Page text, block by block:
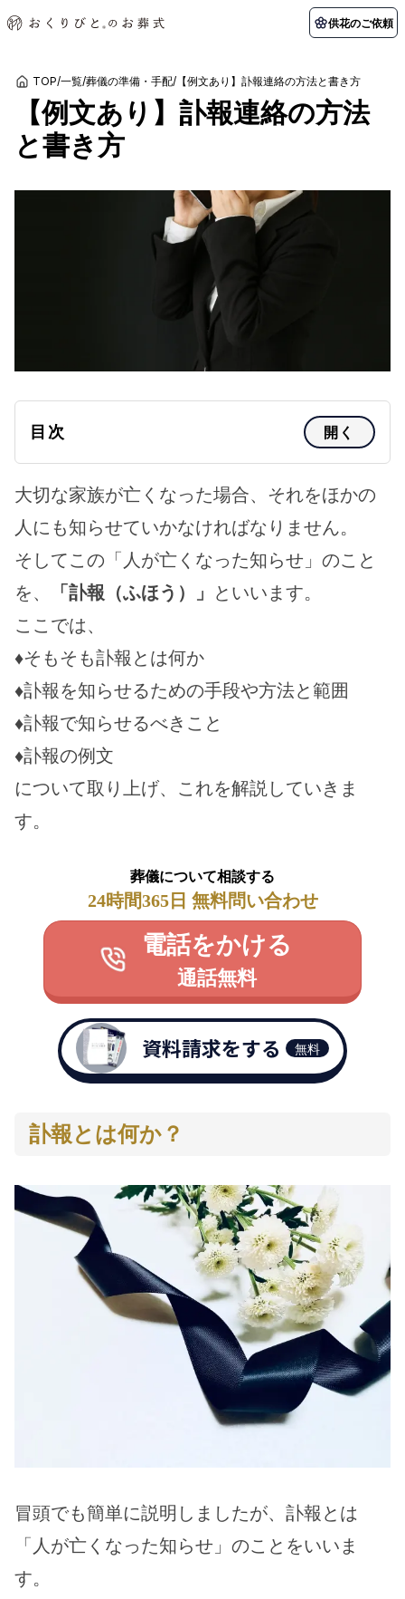
供花のご依頼
初めての方へ
初めての方へ
採用情報
関東エリア
神奈川県
お客様の声
ご葬儀事例
葬儀の知識
葬儀の知識
TOP/一覧/葬儀の準備・手配/ 【例文あり】訃報連絡の方法と書き方
【例文あり】訃報連絡の方法
と書き方
目次 開く
大切な家族が亡くなった場合、それをほかの
人にも知らせていかなければなりません。
そしてこの「人が亡くなった知らせ」のこと
を、
「訃報（ふほう）」 といいます。
ここでは、
♦そもそも訃報とは何か
♦訃報を知らせるための手段や方法と範囲
♦訃報で知らせるべきこと
♦訃報の例文
について取り上げ、これを解説していきま
す。
葬儀について相談する
24時間365日 無料問い合わせ
電話をかける
通話無料
資料請求をする 無料
訃報とは何か？
冒頭でも簡単に説明しましたが、訃報とは
「人が亡くなった知らせ」のことをいいま
す。